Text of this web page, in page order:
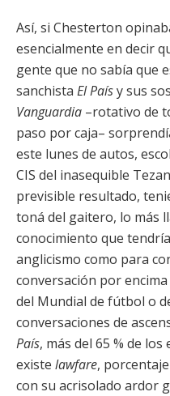
Así, si Chesterton
esencialmente en decir
gente que no sabía que
sanchista El Paísy sus
Vanguardia –rotativo de
paso por caja–
este lunes de autos,
CIS del inasequible
previsible resultado,
toná del gaitero, lo más
conocimiento que
anglicismo como para
conversación por
del Mundial de fútbol o
conversaciones de
País, más del 65 % de
existe lawfare,
con su acrisolado ardor